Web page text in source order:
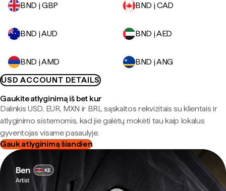
BND į GBP BND į CAD
BND į AUD BND į AED
BND į AMD
BND į ANG
USD ACCOUNT DETAILS
Gaukite atlyginimą iš bet kur
Dalinkis USD, EUR, MXN ir BRL sąskaitos rekvizitais su klientais ir
atlyginimo sistemomis, kad jie galėtų mokėti tau kaip lokalus
gyventojas visame pasaulyje.
Gauk atlyginimą šiandien